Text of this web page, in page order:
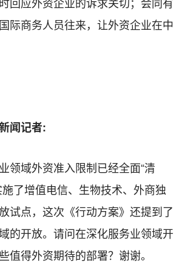
际商务人员往来，让外资企业在中
闻记者:
领域外资准入限制已经全面“清
了增值电信、生物技术、外商独
试点，这次《行动方案》还提到了
的开放。请问在深化服务业领域开
值得外资期待的部署？谢谢。